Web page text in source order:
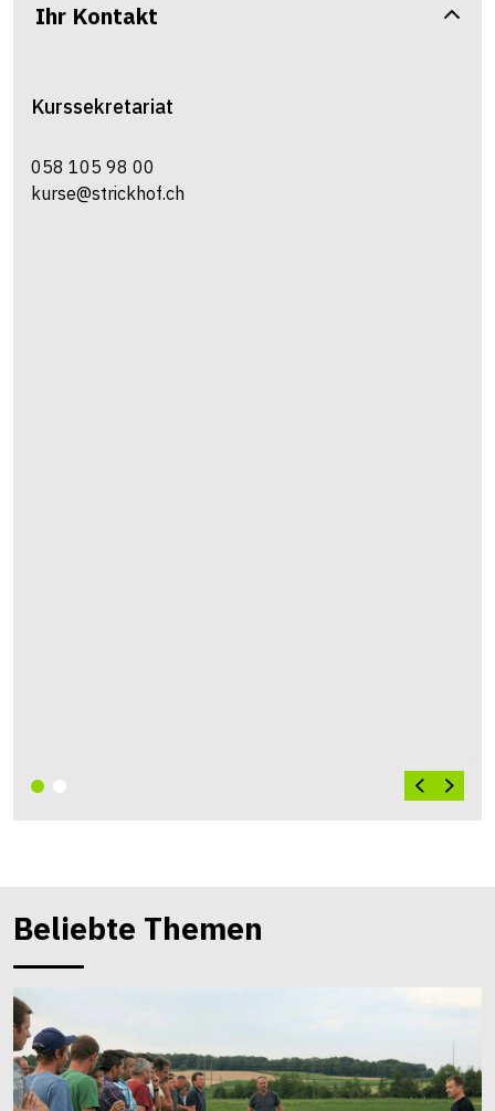
Ihr Kontakt
Kurssekretariat
058 105 98 00
kurse@strickhof.ch
Beliebte Themen